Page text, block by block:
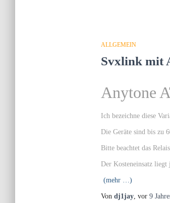
ALLGEMEIN
Svxlink mit
Anytone
Ich bezeichne diese
Die Geräte sind bis zu
Bitte beachtet das
Der Kosteneinsatz
(mehr …)
Von dj1jay, vor 9